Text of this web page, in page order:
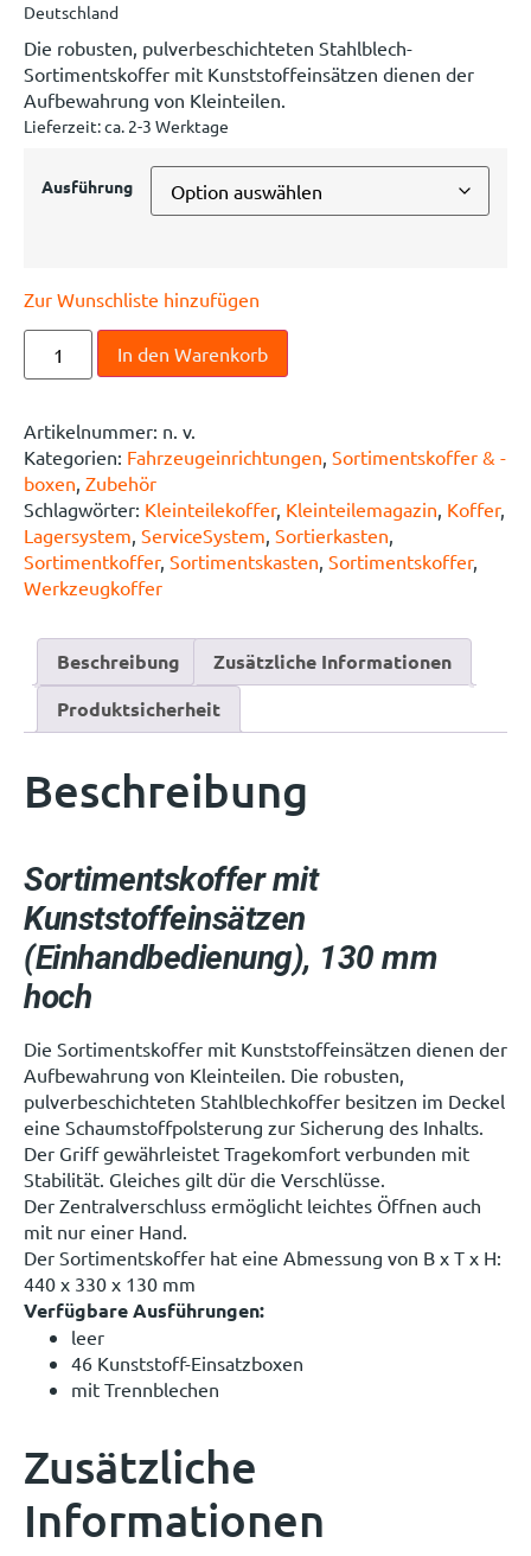
Deutschland
Die robusten, pulverbeschichteten Stahlblech-
Sortimentskoffer mit Kunststoffeinsätzen dienen der
Aufbewahrung von Kleinteilen.
Lieferzeit:ca. 2-3 Werktage
Ausführung
Zur Wunschliste hinzufügen
In den Warenkorb
Artikelnummer: n. v.
Kategorien: Fahrzeugeinrichtungen Sortimentskoffer & -
boxen Zubehör
Schlagwörter: Kleinteilekoffer, Kleinteilemagazin Koffer,
Lagersystem ServiceSystem Sortierkasten
Sortimentkoffer, Sortimentskasten Sortimentskoffer,
Werkzeugkoffer
Beschreibung
Zusätzliche Informationen
Produktsicherheit
Beschreibung
Sortimentskoffer mit
Kunststoffeinsätzen
(Einhandbedienung), 130 mm
hoch
Die Sortimentskoffer mit Kunststoffeinsätzen dienen der
Aufbewahrung von Kleinteilen. Die robusten,
pulverbeschichteten Stahlblechkoffer besitzen im Deckel
eine Schaumstoffpolsterung zur Sicherung des Inhalts.
Der Griff gewährleistet Tragekomfort verbunden mit
Stabilität. Gleiches gilt dür die Verschlüsse.
Der Zentralverschluss ermöglicht leichtes Öffnen auch
mit nur einer Hand.
Der Sortimentskoffer hat eine Abmessung von B x T x H:
440 x 330 x 130 mm
Verfügbare Ausführungen:
leer
46 Kunststoff-Einsatzboxen
mit Trennblechen
Zusätzliche
Informationen